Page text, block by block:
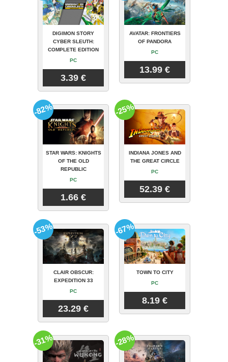
DIGIMON STORY
CYBER SLEUTH:
COMPLETE EDITION
PC
3.39 €
AVATAR: FRONTIERS
OF PANDORA
PC
13.99 €
STAR WARS: KNIGHTS
OF THE OLD
REPUBLIC
PC
1.66 €
-82%
INDIANA JONES AND
THE GREAT CIRCLE
PC
52.39 €
-25%
CLAIR OBSCUR:
EXPEDITION 33
PC
23.29 €
-53%
TOWN TO CITY
PC
8.19 €
-67%
-31% -28%